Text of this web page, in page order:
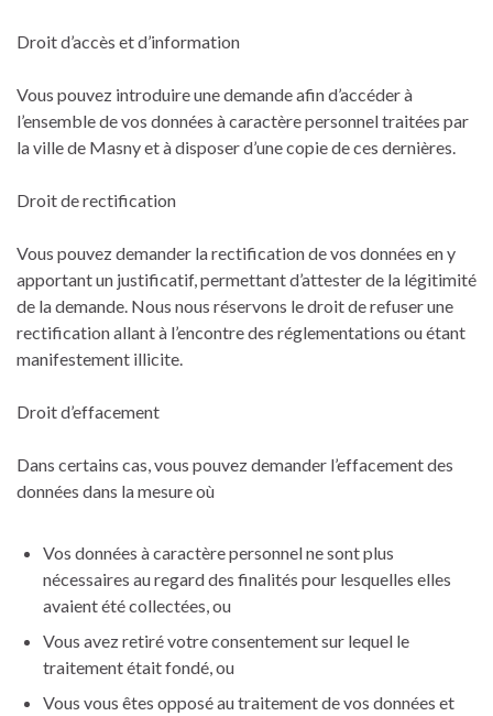
Droit d’accès et d’information
Vous pouvez introduire une demande afin d’accéder à
l’ensemble de vos données à caractère personnel traitées par
la ville de Masny et à disposer d’une copie de ces dernières.
Droit de rectification
Vous pouvez demander la rectification de vos données en y
apportant un justificatif, permettant d’attester de la légitimité
de la demande. Nous nous réservons le droit de refuser une
rectification allant à l’encontre des réglementations ou étant
manifestement illicite.
Droit d’effacement
Dans certains cas, vous pouvez demander l’effacement des
données dans la mesure où
Vos données à caractère personnel ne sont plus
nécessaires au regard des finalités pour lesquelles elles
avaient été collectées, ou
Vous avez retiré votre consentement sur lequel le
traitement était fondé, ou
Vous vous êtes opposé au traitement de vos données et